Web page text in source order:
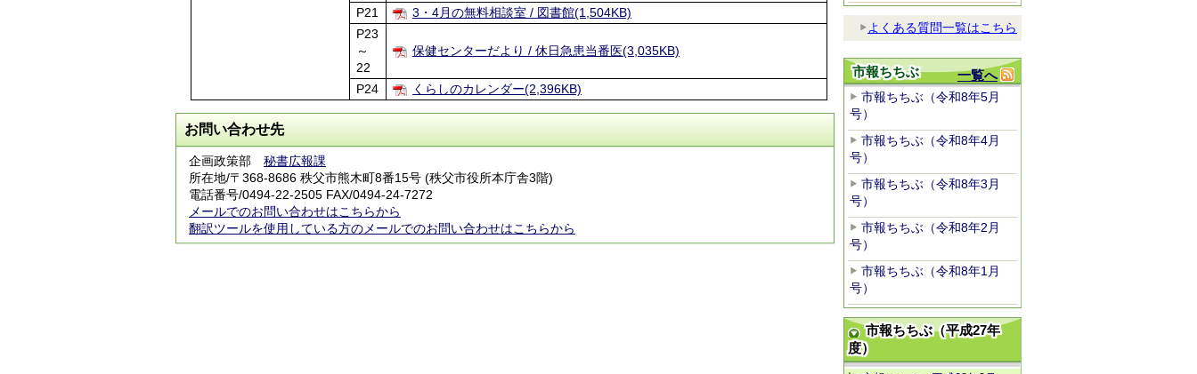
P21
3・4月の無料相談室 / 図書館(1,504KB)
P23
～
22
保健センターだより / 休日急患当番医(3,035KB)
P24 くらしのカレンダー(2,396KB)
お問い合わせ先
企画政策部 秘書広報課
所在地/〒368-8686 秩父市熊木町8番15号 (秩父市役所本庁舎3階)
電話番号/0494-22-2505 FAX/0494-24-7272
メールでのお問い合わせはこちらから
翻訳ツールを使用している方のメールでのお問い合わせはこちらから
よくある質問一覧はこちら
一覧へ
市報ちちぶ
市報ちちぶ（令和8年5月
号）
市報ちちぶ（令和8年4月
号）
市報ちちぶ（令和8年3月
号）
市報ちちぶ（令和8年2月
号）
市報ちちぶ（令和8年1月
号）
市報ちちぶ（平成27年
度）